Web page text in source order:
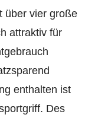
über vier große
attraktiv für
enthalten ist
Des